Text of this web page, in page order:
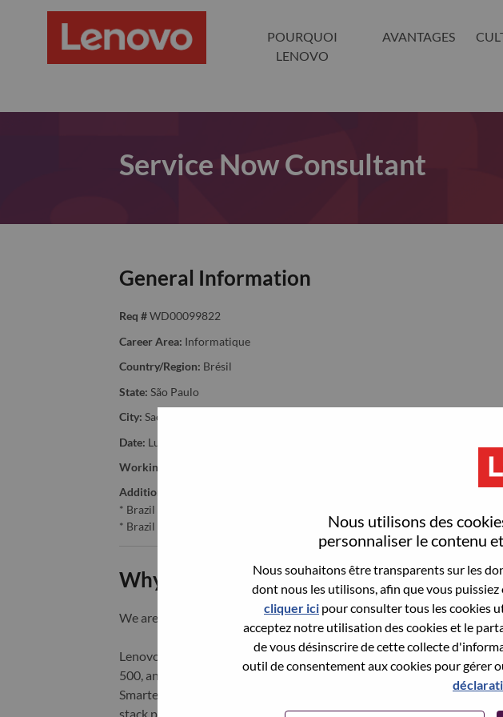
Nous utilisons des
personnaliser le contenu
Nous souhaitons être transparents sur les
dont nous les utilisons, afin que vous
cliquer ici pour consulter tous les cookies
acceptez notre utilisation des cookies et le
de vous désinscrire de cette collecte
outil de consentement aux cookies pour gérer
POURQUOI
LENOVO
AVANTAGES
Service Now Consultant
General Information
Req # WD00099822
Career Area: Informatique
Country/Region: Brésil
State: São Paulo
City: Sao Paulo
Date: Lundi, juin 1, 2026
Working Time:
Additional Locations
* Brazil - São Paulo - São Paulo
* Brazil - São Paulo - Sao Paulo
Why Work at Lenovo
We are Lenovo. We do what we say. We own what we do. We WOW
Lenovo is a US$83 billion revenue global technology powerhouse,
500, and serving millions of customers every day in 180 markets.
Smarter Technology for All, Lenovo has built on its success as the
stack portfolio of AI-enabled, AI-ready, and AI-optimized devices